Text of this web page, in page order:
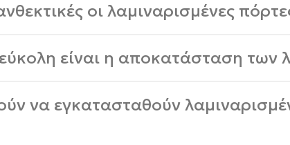
οι λαμιναρισμένες
είναι η αποκατάσταση των
να εγκατασταθούν